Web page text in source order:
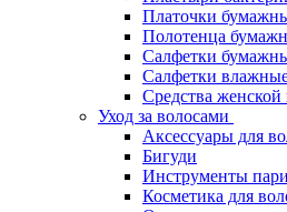
Платочки
Полотенца
Салфетки
Салфетки
Средства
Уход за волосами
Аксессуары для
Бигуди
Инструменты
Косметика для